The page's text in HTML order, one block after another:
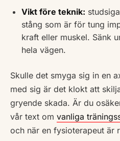
Vikt före teknik:
stång som är för tung
kraft eller muskel. Sänk
hela vägen.
Skulle det smyga sig in en
med sig är det klokt att
gryende skada. Är du
vår text om vanliga
och när en fysioterapeut är